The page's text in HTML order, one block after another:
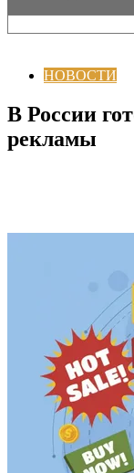
НОВОСТИ
В России
рекламы